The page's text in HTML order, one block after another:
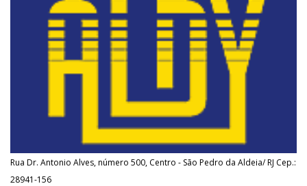
Rua Dr. Antonio Alves, número 500, Centro - São Pedro da Aldeia/ RJ Cep.:
28941-156